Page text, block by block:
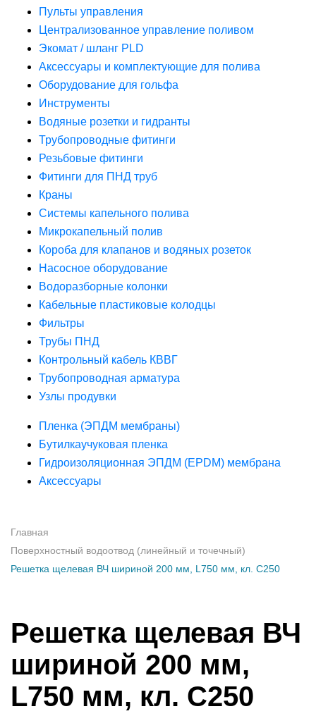
Пульты управления
Централизованное управление поливом
Экомат / шланг PLD
Аксессуары и комплектующие для полива
Оборудование для гольфа
Инструменты
Водяные розетки и гидранты
Трубопроводные фитинги
Резьбовые фитинги
Фитинги для ПНД труб
Краны
Системы капельного полива
Микрокапельный полив
Короба для клапанов и водяных розеток
Насосное оборудование
Водоразборные колонки
Кабельные пластиковые колодцы
Фильтры
Трубы ПНД
Контрольный кабель КВВГ
Трубопроводная арматура
Узлы продувки
Пленка (ЭПДМ мембраны)
Бутилкаучуковая пленка
Гидроизоляционная ЭПДМ (EPDM) мембрана
Аксессуары
Главная
Поверхностный водоотвод (линейный и точечный)
Решетка щелевая ВЧ шириной 200 мм, L750 мм, кл. С250
Решетка щелевая ВЧ
шириной 200 мм,
L750 мм, кл. С250